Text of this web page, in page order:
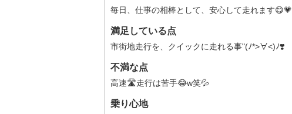
毎日、仕事の相棒として、安心して走れます😋💗
満足している点
市街地走行を、クイックに走れる事"(ﾉ*>∀<)ﾉ❣️
不満な点
高速🛣走行は苦手😂w笑💦
乗り心地